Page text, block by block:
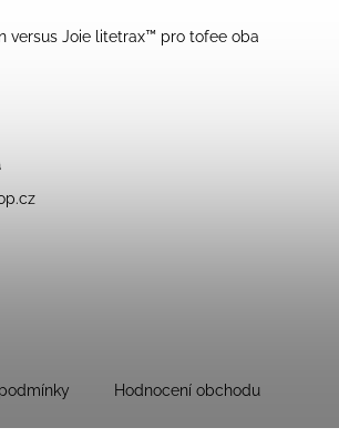
versus Joie litetrax™ pro tofee oba
Hodnocení obchodu